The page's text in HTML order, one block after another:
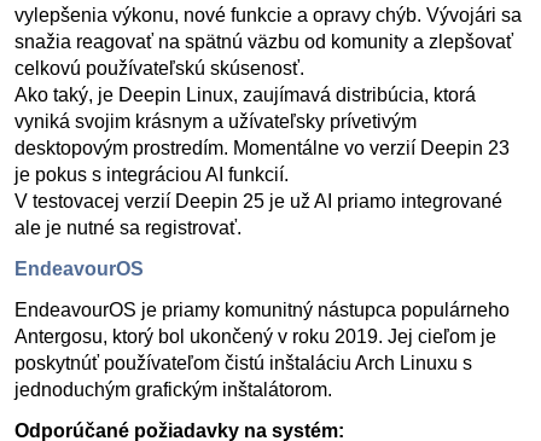
vylepšenia výkonu, nové funkcie a opravy chýb. Vývojári sa
snažia reagovať na spätnú väzbu od komunity a zlepšovať
celkovú používateľskú skúsenosť.
Ako taký, je Deepin Linux, zaujímavá distribúcia, ktorá
vyniká svojim krásnym a užívateľsky prívetivým
desktopovým prostredím. Momentálne vo verzií Deepin 23
je pokus s integráciou AI funkcií.
V testovacej verzií Deepin 25 je už AI priamo integrované
ale je nutné sa registrovať.
EndeavourOS
EndeavourOS je priamy komunitný nástupca populárneho
Antergosu, ktorý bol ukončený v roku 2019. Jej cieľom je
poskytnúť používateľom čistú inštaláciu Arch Linuxu s
jednoduchým grafickým inštalátorom.
Odporúčané požiadavky na systém: